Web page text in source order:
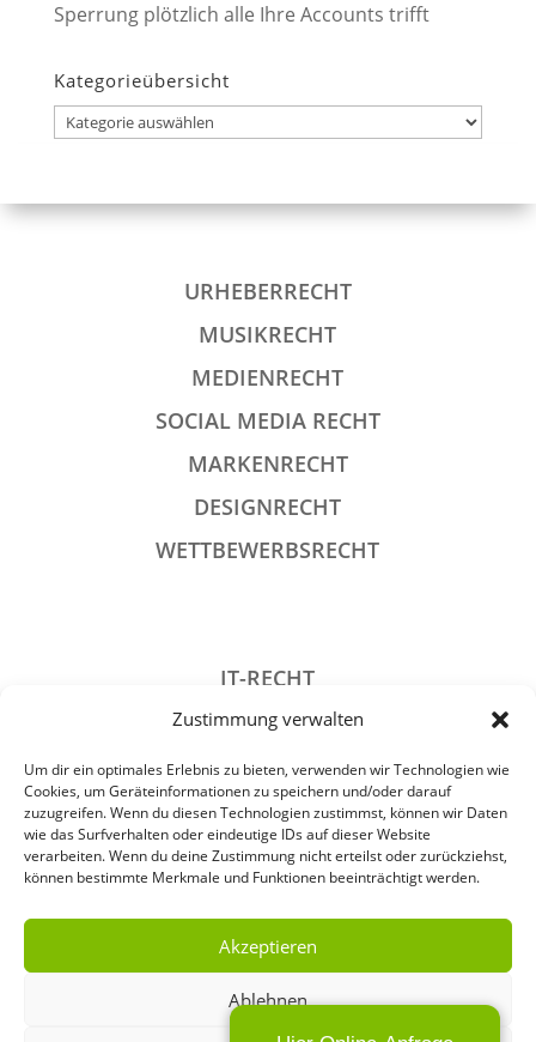
Zustimmung verwalten
Um dir ein optimales Erlebnis zu bieten, verwenden wir Technologien wie
Cookies, um Geräteinformationen zu speichern und/oder darauf
zuzugreifen. Wenn du diesen Technologien zustimmst, können wir Daten
wie das Surfverhalten oder eindeutige IDs auf dieser Website
verarbeiten. Wenn du deine Zustimmung nicht erteilst oder zurückziehst,
können bestimmte Merkmale und Funktionen beeinträchtigt werden.
Akzeptieren
Ablehnen
Sperrung plötzlich alle Ihre Accounts trifft
Kategorieübersicht
Kategorieübersicht
URHEBERRECHT
MUSIKRECHT
MEDIENRECHT
SOCIAL MEDIA RECHT
MARKENRECHT
DESIGNRECHT
WETTBEWERBSRECHT
IT-RECHT
DATENSCHUTZRECHT
STRAFRECHT
GESELLSCHAFTSRECHT
VERANSTALTUNGSRECHT
IMPRESSUM